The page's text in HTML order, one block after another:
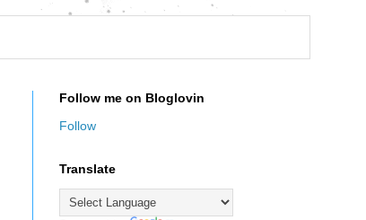
Follow me on Bloglovin
Follow
Translate